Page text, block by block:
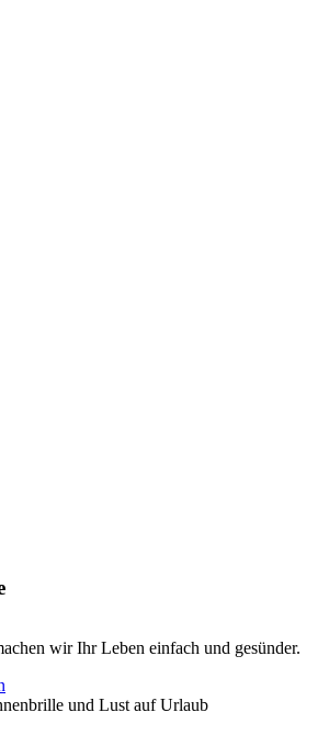
wir Ihr Leben einfach und gesünder.